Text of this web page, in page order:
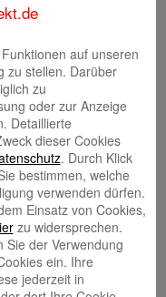
Informationen auf eine
sie. Achte darauf, dass
– und dass du nicht
Probelauf. Bitte eine
So merkst du, wo du
solltest.
Hast du die passenden
Fernbedienung, mit der du
gut lesbar? Du möchtest
auf unseren
zu stellen. Darüber
zu
oder zur Anzeige
Detaillierte
dieser Cookies
. Durch Klick
bestimmen, welche
verwenden dürfen.
Einsatz von Cookies,
zu widersprechen.
Sie der Verwendung
ein. Ihre
jederzeit in